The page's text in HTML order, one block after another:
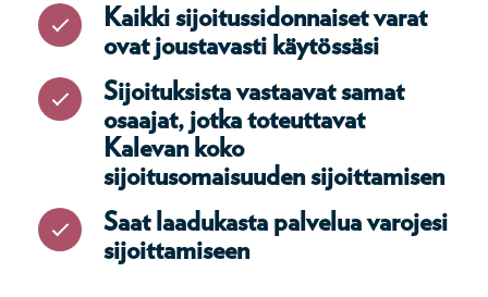
Kaikki sijoitussidonnaiset varat
ovat joustavasti käytössäsi
Sijoituksista vastaavat samat
osaajat, jotka toteuttavat
Kalevan koko
sijoitusomaisuuden sijoittamisen
Saat laadukasta palvelua varojesi
sijoittamiseen